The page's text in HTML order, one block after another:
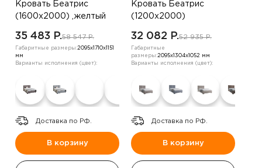
Кровать Беатрис
(1600х2000) ,желтый
35 483 P.58 547 P.
Габаритные размеры:2095х1710х1151
мм
Варианты исполнения (цвет):
Доставка по РФ.
В корзину
Кровать Беатрис
(1200х2000)
32 082 P.52 935 P.
Габаритные
размеры:2095х1304х1052 мм
Варианты исполнения (цвет):
Доставка по РФ.
В корзину